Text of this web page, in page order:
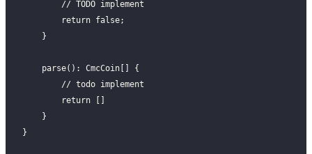
        // TODO implement
        return false;
    }
    parse(): CmcCoin[] {
        // todo implement
        return []
    }
}